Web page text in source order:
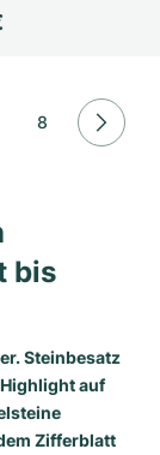
8
bis
Steinbesatz
auf
Zifferblatt